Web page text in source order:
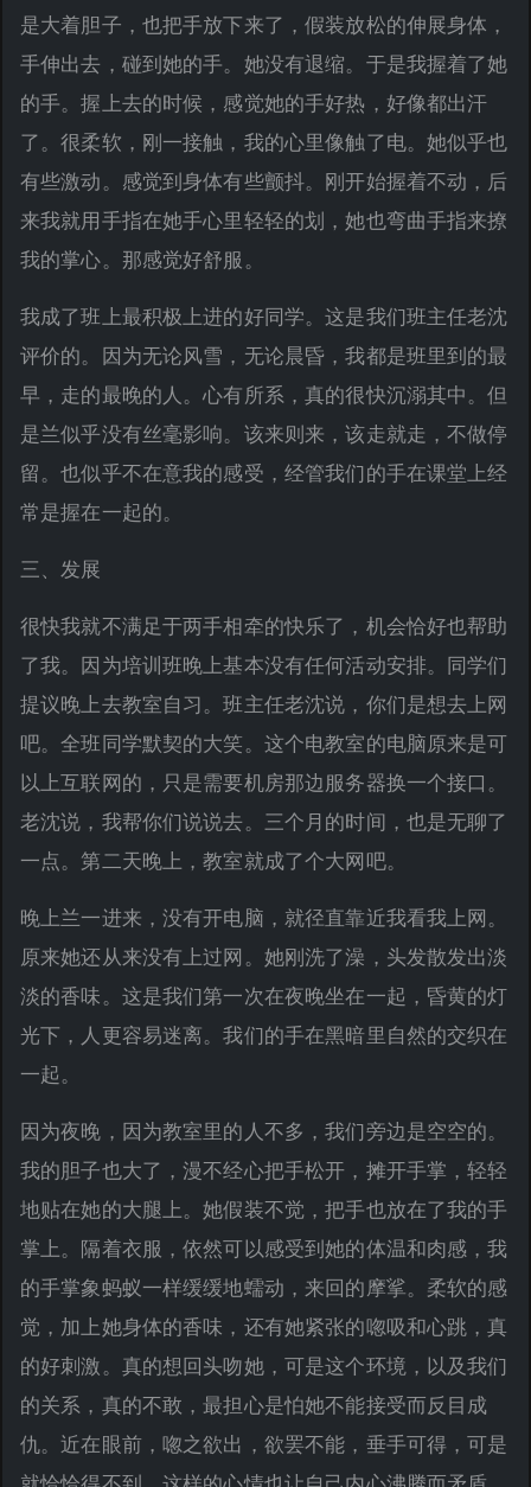
是大着胆子，也把手放下来了，假装放松的伸展身体，
手伸出去，碰到她的手。她没有退缩。于是我握着了她
的手。握上去的时候，感觉她的手好热，好像都出汗
了。很柔软，刚一接触，我的心里像触了电。她似乎也
有些激动。感觉到身体有些颤抖。刚开始握着不动，后
来我就用手指在她手心里轻轻的划，她也弯曲手指来撩
我的掌心。那感觉好舒服。
我成了班上最积极上进的好同学。这是我们班主任老沈
评价的。因为无论风雪，无论晨昏，我都是班里到的最
早，走的最晚的人。心有所系，真的很快沉溺其中。但
是兰似乎没有丝毫影响。该来则来，该走就走，不做停
留。也似乎不在意我的感受，经管我们的手在课堂上经
常是握在一起的。
三、发展
很快我就不满足于两手相牵的快乐了，机会恰好也帮助
了我。因为培训班晚上基本没有任何活动安排。同学们
提议晚上去教室自习。班主任老沈说，你们是想去上网
吧。全班同学默契的大笑。这个电教室的电脑原来是可
以上互联网的，只是需要机房那边服务器换一个接口。
老沈说，我帮你们说说去。三个月的时间，也是无聊了
一点。第二天晚上，教室就成了个大网吧。
晚上兰一进来，没有开电脑，就径直靠近我看我上网。
原来她还从来没有上过网。她刚洗了澡，头发散发出淡
淡的香味。这是我们第一次在夜晚坐在一起，昏黄的灯
光下，人更容易迷离。我们的手在黑暗里自然的交织在
一起。
因为夜晚，因为教室里的人不多，我们旁边是空空的。
我的胆子也大了，漫不经心把手松开，摊开手掌，轻轻
地贴在她的大腿上。她假装不觉，把手也放在了我的手
掌上。隔着衣服，依然可以感受到她的体温和肉感，我
的手掌象蚂蚁一样缓缓地蠕动，来回的摩挲。柔软的感
觉，加上她身体的香味，还有她紧张的唿吸和心跳，真
的好刺激。真的想回头吻她，可是这个环境，以及我们
的关系，真的不敢，最担心是怕她不能接受而反目成
仇。近在眼前，唿之欲出，欲罢不能，垂手可得，可是